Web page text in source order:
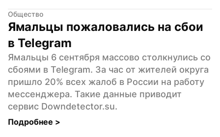
Общество
Ямальцы пожаловались на сбои
в Telegram
Ямальцы 6 сентября массово столкнулись со
сбоями в Telegram. За час от жителей округа
пришло 20% всех жалоб в России на работу
мессенджера. Такие данные приводит
сервис Downdetector.su.
Подробнее >